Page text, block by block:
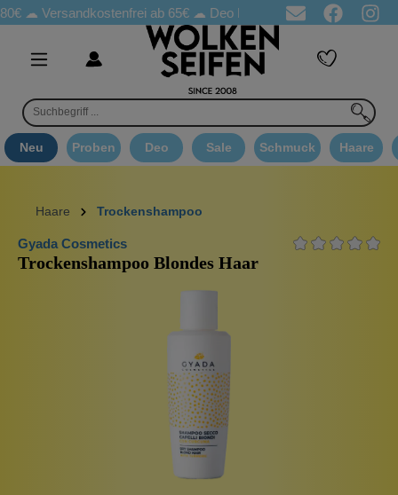
☁Versandkostenfrei ab 65€ ☁ Deo Proben in jeder Bestellung
Neu Proben Deo Sale Schmuck Haare
Haare Trockenshampoo
Gyada Cosmetics
Trockenshampoo Blondes Haar